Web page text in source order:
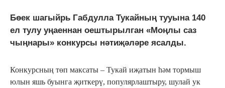
Бөек шагыйрь Габдулла Тукайның тууына 140
ел тулу уңаеннан оештырылган «Моңлы саз
чыңнары» конкурсы нәтиҗәләре ясалды.
Конкурсның төп максаты – Тукай иҗатын һәм тормыш
юлын яшь буынга җиткерү, популярлаштыру, шулай ук